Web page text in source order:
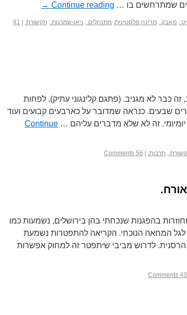
שמתרחשים בו … Continue reading
→
, מאבק., מדינה פלסטינית, מתנחלים., ניאו-שמרנות., תקשורת.
41
כבר לא מגניב. (פתגם קלינגוני עתיק). לפחות
שבעים. כנראה שמדובר על כארבעים קבועים ועוד
זה לא שלא מדברים עליהם … Continue
, תרבות. 56 Comments
בהפגנות שנכחתי בהן בירושלים, נשמעות כמו
המחאה הנוכחי. הקריאה להתפטרות נשמעת
לדרוש מביבי שיתפטר זה למחוק אפשרות
43 Comments